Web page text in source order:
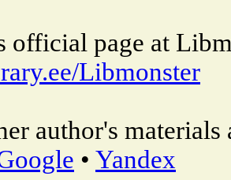
official page at
Libmonster
author's materials
• Yandex